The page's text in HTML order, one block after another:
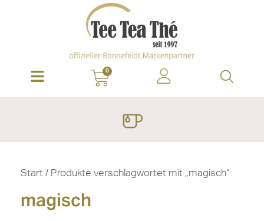
0
Start / Produkte verschlagwortet mit „magisch“
magisch